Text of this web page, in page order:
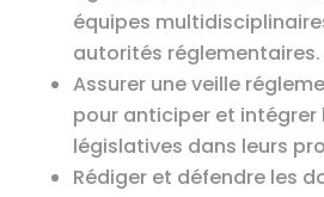
équipes
autorités réglementaires.
Assurer une veille
pour anticiper et intégrer
législatives dans leurs
Rédiger et défendre les